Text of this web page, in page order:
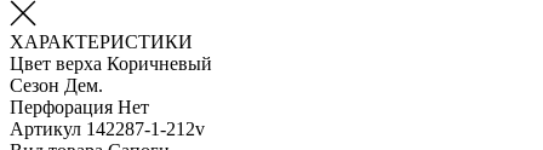
ХАРАКТЕРИСТИКИ
Цвет верха Коричневый
Сезон Дем.
Перфорация Нет
Артикул 142287-1-212v